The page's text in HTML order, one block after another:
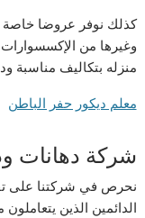
كذلك نوفر عروضا خاصة
وغيرها من الإكسسوارات
منزله بتكاليف مناسبة
معلم ديكور حفر الباطن
شركة دهانات
نحرص في شركتنا على
الدائمين الذين